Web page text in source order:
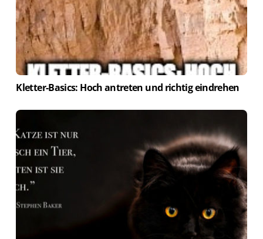
Kletter-Basics: Hoch antreten und richtig eindrehen